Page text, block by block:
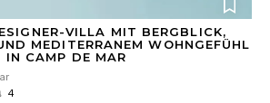
VILLA MIT BERGBLICK,
MEDITERRANEM WOHNGEFÜHL
IN CAMP DE MAR
4